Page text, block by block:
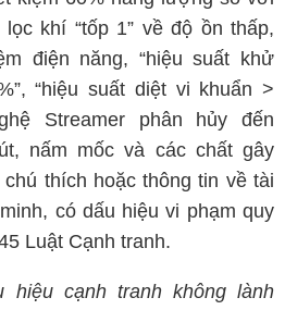
khí “tốp 1” về độ ồn thấp,
điện năng, “hiệu suất khử
“hiệu suất diệt vi khuẩn >
Streamer phân hủy đến
nấm mốc và các chất gây
thích hoặc thông tin về tài
có dấu hiệu vi phạm quy
Luật Cạnh tranh.
hiệu cạnh tranh không lành